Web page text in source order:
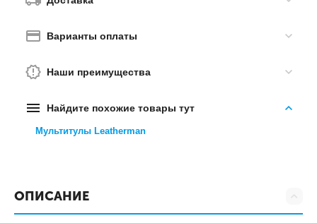
Варианты оплаты
Наши преимущества
Найдите похожие товары тут
Мультитулы Leatherman
ОПИСАНИЕ